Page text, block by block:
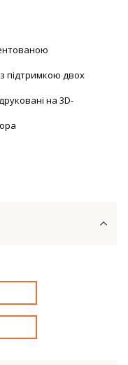
підтримкою двох
на 3D-